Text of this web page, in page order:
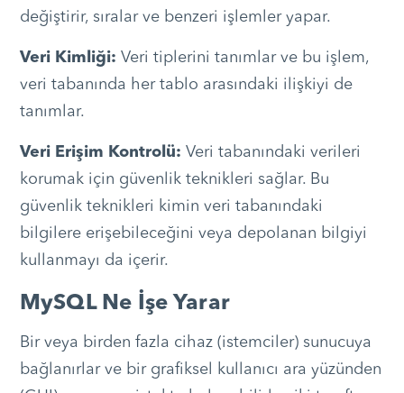
değiştirir, sıralar ve benzeri işlemler yapar.
Veri Kimliği: Veri tiplerini tanımlar ve bu işlem,
veri tabanında her tablo arasındaki ilişkiyi de
tanımlar.
Veri Erişim Kontrolü: Veri tabanındaki verileri
korumak için güvenlik teknikleri sağlar. Bu
güvenlik teknikleri kimin veri tabanındaki
bilgilere erişebileceğini veya depolanan bilgiyi
kullanmayı da içerir.
MySQL Ne İşe Yarar
Bir veya birden fazla cihaz (istemciler) sunucuya
bağlanırlar ve bir grafiksel kullanıcı ara yüzünden